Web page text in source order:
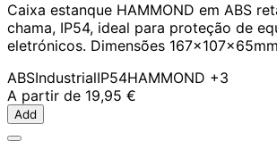
Caixa estanque HAMMOND em ABS
chama, IP54, ideal para proteção de
eletrónicos. Dimensões
ABSIndustrialIP54HAMMOND +3
A partir de 19,95 €
Add